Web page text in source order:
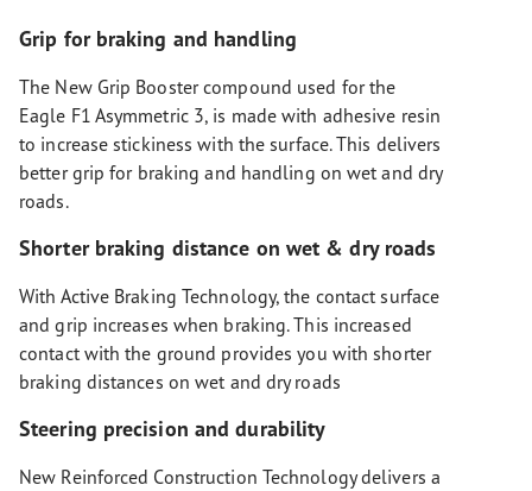
Grip for braking and handling
The New Grip Booster compound used for the
Eagle F1 Asymmetric 3, is made with adhesive resin
to increase stickiness with the surface. This delivers
better grip for braking and handling on wet and dry
roads.
Shorter braking distance on wet & dry roads
With Active Braking Technology, the contact surface
and grip increases when braking. This increased
contact with the ground provides you with shorter
braking distances on wet and dry roads
Steering precision and durability
New Reinforced Construction Technology delivers a